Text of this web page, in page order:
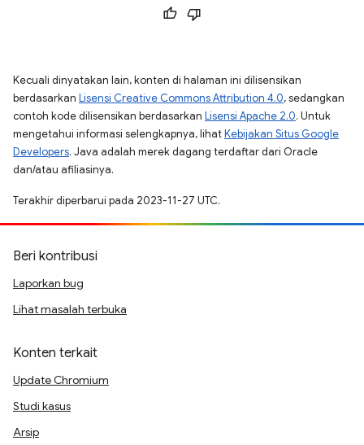
Kecuali dinyatakan lain, konten di halaman ini dilisensikan
berdasarkan Lisensi Creative Commons Attribution 4.0, sedangkan
contoh kode dilisensikan berdasarkan Lisensi Apache 2.0. Untuk
mengetahui informasi selengkapnya, lihatKebijakan Situs Google
Developers. Java adalah merek dagang terdaftar dari Oracle
dan/atau afiliasinya.
Terakhir diperbarui pada 2023-11-27 UTC.
Beri kontribusi
Laporkan bug
Lihat masalah terbuka
Konten terkait
Update Chromium
Studi kasus
Arsip